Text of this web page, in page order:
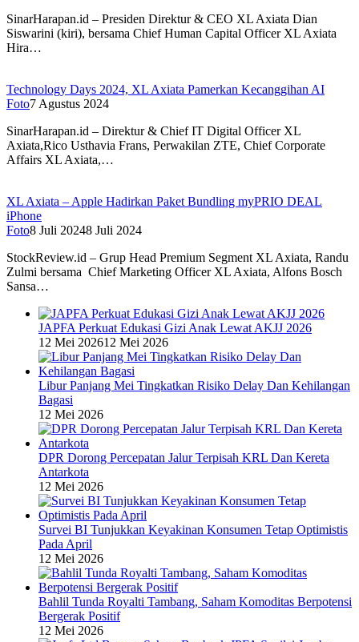
SinarHarapan.id – Presiden Direktur & CEO XL Axiata Dian
Siswarini (kiri), bersama Chief Human Capital Officer XL Axiata
Hira…
Technology Days 2024, XL Axiata Pamerkan Kecanggihan AI
Foto7 Agustus 2024
SinarHarapan.id – Direktur & Chief IT Digital Officer XL
Axiata,Rico Usthavia Frans, Perwakilan ZTE, Chief Corporate
Affairs XL Axiata,…
XL Axiata – Apple Hadirkan Paket Bundling myPRIO DEAL
iPhone
Foto8 Juli 20248 Juli 2024
StockReview.id – Grup Head Premium Segment XL Axiata, Randu
Zulmi bersama Chief Marketing Officer XL Axiata, Alfons Bosch
Sansa…
JAPFA Perkuat Edukasi Gizi Anak Lewat AKJJ 2026
12 Mei 202612 Mei 2026
Libur Panjang Mei Tingkatkan Risiko Delay Dan Kehilangan
Bagasi
12 Mei 2026
DPR Dorong Percepatan Jalur Terpisah KRL Dan Kereta
Antarkota
12 Mei 2026
Survei BI Tunjukkan Keyakinan Konsumen Tetap Optimistis
Pada April
12 Mei 2026
Bahlil Tunda Royalti Tambang, Saham Komoditas Berpotensi
Bergerak Positif
12 Mei 2026